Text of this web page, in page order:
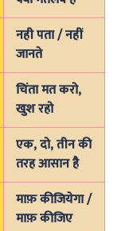
नही पता / नहीं
जानते
चिंता मत करो,
खुश रहो
एक, दो, तीन की
तरह आसान है
माफ़ कीजियेगा /
माफ़ कीजिए